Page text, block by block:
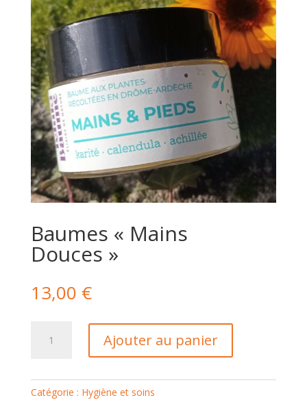
Baumes « Mains
Douces »
13,00 €
Douces"
Ajouter au panier
Catégorie : Hygiène et soins